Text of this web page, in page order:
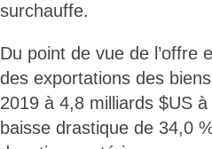
surchauffe.
Du point de vue de l’offre
des exportations des
2019 à 4,8 milliards $US
baisse drastique de 34,0